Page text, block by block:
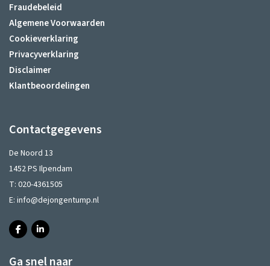
Fraudebeleid
Algemene Voorwaarden
Cookieverklaring
Privacyverklaring
Disclaimer
Klantbeoordelingen
Contactgegevens
De Noord 13
1452 PS Ilpendam
T: 020-4361505
E: info@dejongentump.nl
Ga snel naar